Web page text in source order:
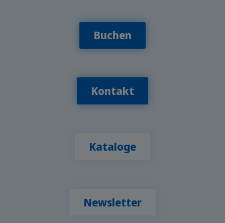
Buchen
Kontakt
Kataloge
Newsletter